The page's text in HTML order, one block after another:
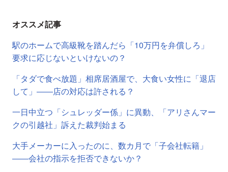
オススメ記事
駅のホームで高級靴を踏んだら「10万円を弁償しろ」
要求に応じないといけないの？
「タダで食べ放題」相席居酒屋で、大食い女性に「退店
して」――店の対応は許される？
一日中立つ「シュレッダー係」に異動、「アリさんマー
クの引越社」訴えた裁判始まる
大手メーカーに入ったのに、数カ月で「子会社転籍」
――会社の指示を拒否できないか？